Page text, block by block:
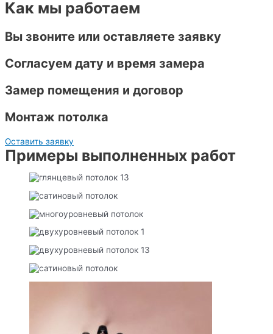
Как мы работаем
Вы звоните или оставляете заявку
Согласуем дату и время замера
Замер помещения и договор
Монтаж потолка
Оставить заявку
Примеры выполненных работ